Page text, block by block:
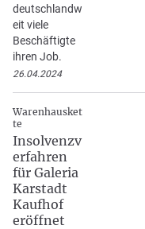
deutschlandw
eit viele
Beschäftigte
ihren Job.
26.04.2024
Warenhausket
te
Insolvenzv
erfahren
für Galeria
Karstadt
Kaufhof
eröffnet